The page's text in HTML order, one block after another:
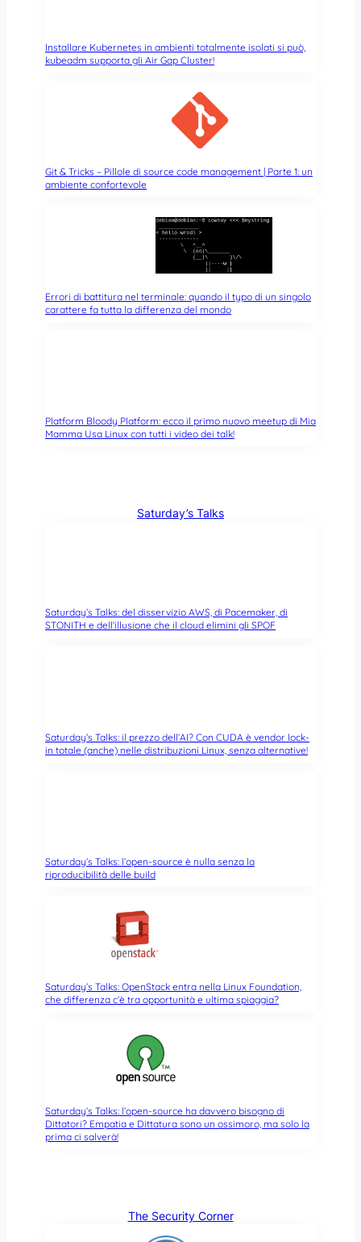
Installare Kubernetes in ambienti totalmente isolati si può,
kubeadm supporta gli Air Gap Cluster!
Git & Tricks – Pillole di source code management | Parte 1: un
ambiente confortevole
Errori di battitura nel terminale: quando il typo di un singolo
carattere fa tutta la differenza del mondo
Platform Bloody Platform: ecco il primo nuovo meetup di Mia
Mamma Usa Linux con tutti i video dei talk!
Saturday’s Talks
Saturday’s Talks: del disservizio AWS, di Pacemaker, di
STONITH e dell’illusione che il cloud elimini gli SPOF
Saturday’s Talks: il prezzo dell’AI? Con CUDA è vendor lock-
in totale (anche) nelle distribuzioni Linux, senza alternative!
Saturday’s Talks: l’open-source è nulla senza la
riproducibilità delle build
Saturday’s Talks: OpenStack entra nella Linux Foundation,
che differenza c’è tra opportunità e ultima spiaggia?
Saturday’s Talks: l’open-source ha davvero bisogno di
Dittatori? Empatia e Dittatura sono un ossimoro, ma solo la
prima ci salverà!
The Security Corner